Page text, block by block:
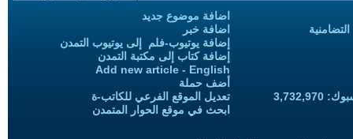
اضافة موضوع جديد
اضافة خبر
إضافة يوتيوب-فلم إلى يوتيوب التمدن
إضافة كتاب إلى مكتبة التمدن
Add new article - English
أضف حملة
تعديل الموقع الفرعي للكاتب-ة
ابحث في موقع الحوار المتمدن